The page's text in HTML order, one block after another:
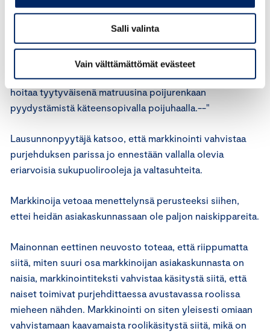
Salli valinta
Vain välttämättömät evästeet
Asiassa on kysymys purjehdustarvikkeita tarjoavan
yrityksen markkinoinnista yrityksen omilla verkkosivuilla.
Poijuhakaa markkinoidaan muun muassa seuraavasti: ”--
Tämä tekee haan sopivaksi erityisesti pienikätisille
naisille. Näin mies saa olla taas se kapteeni ja nainen
hoitaa tyytyväisenä matruusina poijurenkaan
pyydystämistä käteensopivalla poijuhaalla.--"
Lausunnonpyytäjä katsoo, että markkinointi vahvistaa
purjehduksen parissa jo ennestään vallalla olevia
eriarvoisia sukupuolirooleja ja valtasuhteita.
Markkinoija vetoaa menettelynsä perusteeksi siihen,
ettei heidän asiakaskunnassaan ole paljon naiskippareita.
Mainonnan eettinen neuvosto toteaa, että riippumatta
siitä, miten suuri osa markkinoijan asiakaskunnasta on
naisia, markkinointiteksti vahvistaa käsitystä siitä, että
naiset toimivat purjehdittaessa avustavassa roolissa
mieheen nähden. Markkinointi on siten yleisesti omiaan
vahvistamaan kaavamaista roolikäsitystä siitä, mikä on